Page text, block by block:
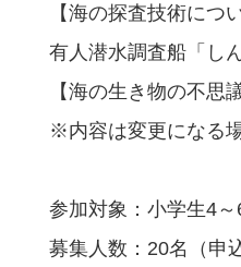
【海の探査技術につ
有人潜水調査船「し
【海の生き物の不思議
※内容は変更になる
参加対象：小学生4～
募集人数：20名（申